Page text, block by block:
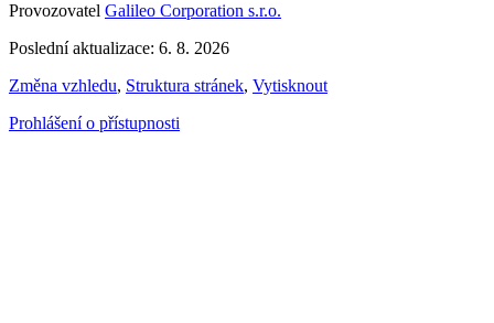
Provozovatel Galileo Corporation s.r.o.
Poslední aktualizace: 6. 8. 2026
Změna vzhledu, Struktura stránek, Vytisknout
Prohlášení o přístupnosti